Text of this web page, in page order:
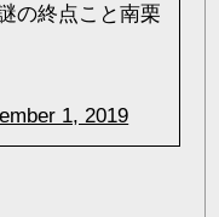
の終点こと南栗
1, 2019